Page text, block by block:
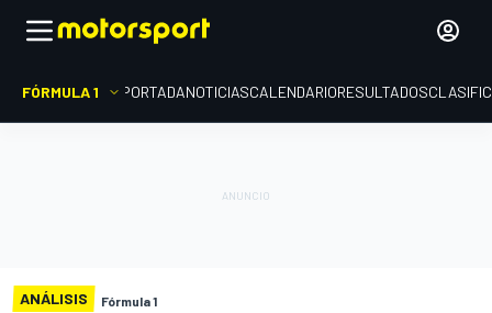
FÓRMULA 1 PORTADANOTICIASCALENDARIORESULTADOS
ANÁLISIS Fórmula 1